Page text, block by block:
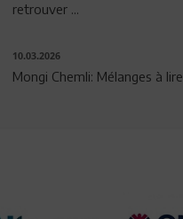
retrouver ...
10.03.2026
Mongi Chemli: Mélanges à lire